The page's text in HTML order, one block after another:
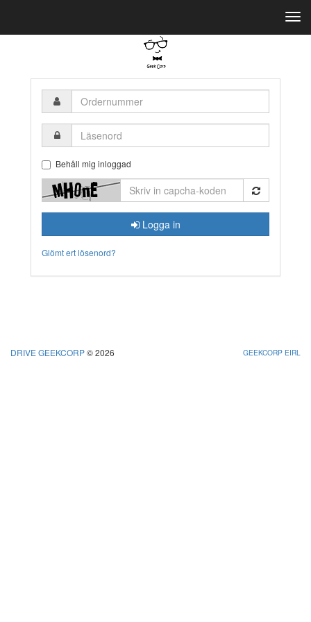
Ordernummer
Läsenord
Behåll mig inloggad
Logga in
Glömt ert lösenord?
DRIVE GEEKCORP© 2026 GEEKCORP EIRL